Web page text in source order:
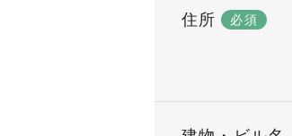
住所 必須